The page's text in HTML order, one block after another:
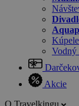
Vodný
Akcie